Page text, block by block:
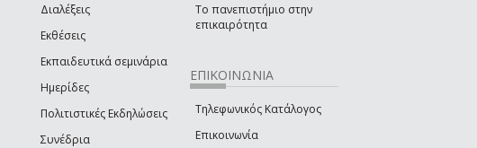
Διαλέξεις
Εκθέσεις
Εκπαιδευτικά σεμινάρια
Ημερίδες
Πολιτιστικές Εκδηλώσεις
Συνέδρια
Το πανεπιστήμιο στην
επικαιρότητα
ΕΠΙΚΟΙΝΩΝΙΑ
Τηλεφωνικός Κατάλογος
Επικοινωνία